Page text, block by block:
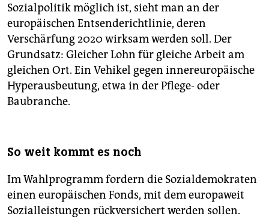
Sozialpolitik möglich ist, sieht man an der
europäischen Entsenderichtlinie, deren
Verschärfung 2020 wirksam werden soll. Der
Grundsatz: Gleicher Lohn für gleiche Arbeit am
gleichen Ort. Ein Vehikel gegen innereuropäische
Hyperausbeutung, etwa in der Pflege- oder
Baubranche.
So weit kommt es noch
Im Wahlprogramm fordern die Sozialdemokraten
einen europäischen Fonds, mit dem europaweit
Sozialleistungen rückversichert werden sollen.